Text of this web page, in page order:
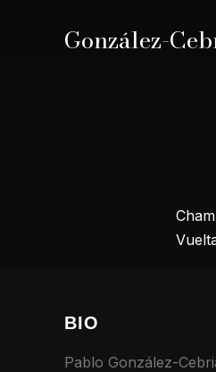
González-
BIO
Pablo González-